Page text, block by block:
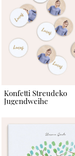
Konfetti Streudeko
Jugendweihe